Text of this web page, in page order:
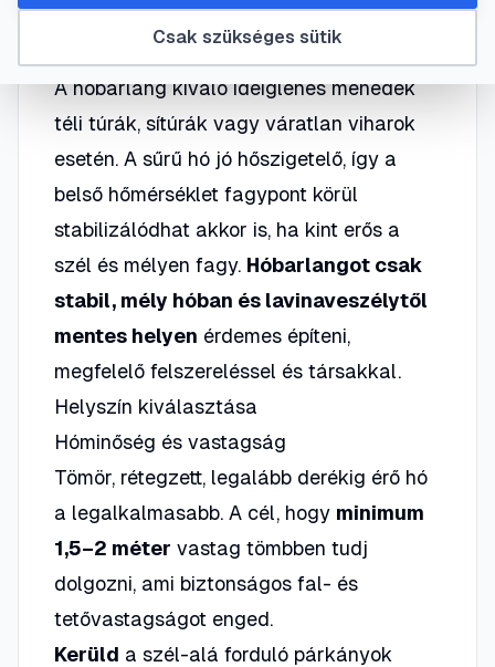
Mikor és miért érdemes hóbarlangot
A hóbarlang kiváló ideiglenes menedék
téli túrák, sítúrák vagy váratlan viharok
esetén. A sűrű hó jó hőszigetelő, így a
belső hőmérséklet fagypont körül
stabilizálódhat akkor is, ha kint erős a
szél és mélyen fagy. Hóbarlangot csak
stabil, mély hóban és lavinaveszélytől
mentes helyen érdemes építeni,
megfelelő felszereléssel és társakkal.
Helyszín kiválasztása
Hóminőség és vastagság
Tömör, rétegzett, legalább derékig érő hó
a legalkalmasabb. A cél, hogy minimum
1,5–2 méter vastag tömbben tudj
dolgozni, ami biztonságos fal- és
tetővastagságot enged.
Kerüld a szél-alá forduló párkányok
Csak szükséges sütik